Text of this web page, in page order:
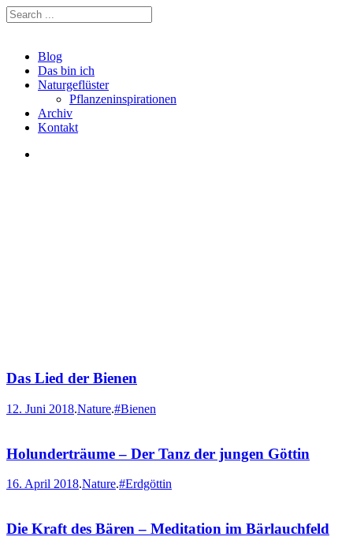
Blog
Das bin ich
Naturgeflüster
Pflanzeninspirationen
Archiv
Kontakt
Das Lied der Bienen
12. Juni 2018.Nature.#Bienen
Holunderträume – Der Tanz der jungen Göttin
16. April 2018.Nature.#Erdgöttin
Die Kraft des Bären – Meditation im Bärlauchfeld